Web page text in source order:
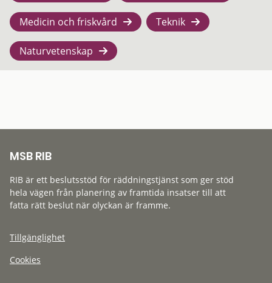
Medicin och friskvård Teknik
Naturvetenskap
MSB RIB
RIB är ett beslutsstöd för räddningstjänst som ger stöd
hela vägen från planering av framtida insatser till att
fatta rätt beslut när olyckan är framme.
Tillgänglighet
Cookies